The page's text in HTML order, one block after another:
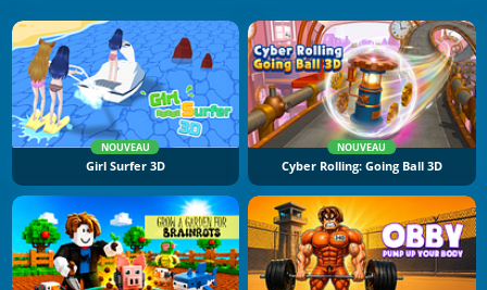
NOUVEAU
Girl Surfer 3D
NOUVEAU
Cyber Rolling: Going Ball 3D